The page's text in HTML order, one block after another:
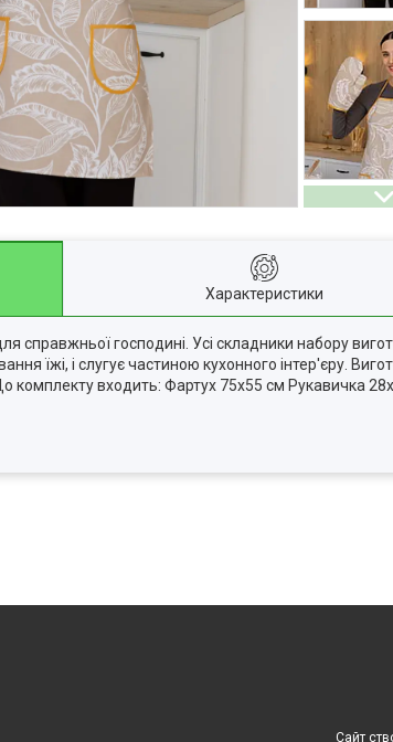
Характеристики
справжньої господині. Усі складники набору
їжі, і слугує частиною кухонного інтер'єру.
комплекту входить: Фартух 75х55 см Рукавичка
Сайт